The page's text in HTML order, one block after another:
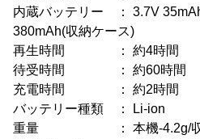
内蔵バッテリー ： 3.7V
380mAh(収納ケース)
再生時間 ： 約4時間
待受時間 ： 約60時間
充電時間 ： 約2時間
バッテリー種類 ： Li-ion
重量 ： 本機-4.2g/収納